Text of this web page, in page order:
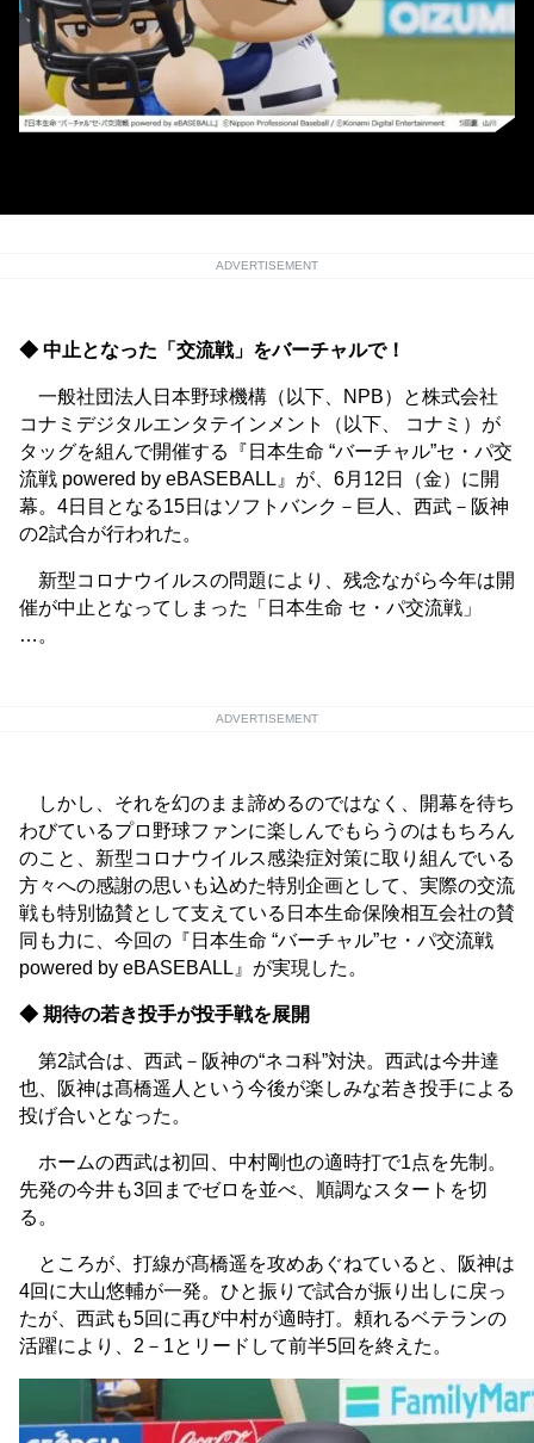
ADVERTISEMENT
◆ 中止となった「交流戦」をバーチャルで！
一般社団法人日本野球機構（以下、NPB）と株式会社
コナミデジタルエンタテインメント（以下、 コナミ）が
タッグを組んで開催する『日本生命 “バーチャル”セ・パ交
流戦 powered by eBASEBALL』が、6月12日（金）に開
幕。4日目となる15日はソフトバンク－巨人、西武－阪神
の2試合が行われた。
新型コロナウイルスの問題により、残念ながら今年は開
催が中止となってしまった「日本生命 セ・パ交流戦」
…。
ADVERTISEMENT
しかし、それを幻のまま諦めるのではなく、開幕を待ち
わびているプロ野球ファンに楽しんでもらうのはもちろん
のこと、新型コロナウイルス感染症対策に取り組んでいる
方々への感謝の思いも込めた特別企画として、実際の交流
戦も特別協賛として支えている日本生命保険相互会社の賛
同も力に、今回の『日本生命 “バーチャル”セ・パ交流戦
powered by eBASEBALL』が実現した。
◆ 期待の若き投手が投手戦を展開
第2試合は、西武－阪神の“ネコ科”対決。西武は今井達
也、阪神は髙橋遥人という今後が楽しみな若き投手による
投げ合いとなった。
ホームの西武は初回、中村剛也の適時打で1点を先制。
先発の今井も3回までゼロを並べ、順調なスタートを切
る。
ところが、打線が髙橋遥を攻めあぐねていると、阪神は
4回に大山悠輔が一発。ひと振りで試合が振り出しに戻っ
たが、西武も5回に再び中村が適時打。頼れるベテランの
活躍により、2－1とリードして前半5回を終えた。